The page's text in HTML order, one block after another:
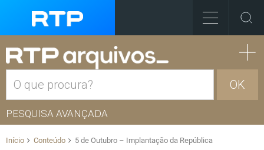
OK
PESQUISA AVANÇADA
Início Conteúdo 5 de Outubro – Implantação da República